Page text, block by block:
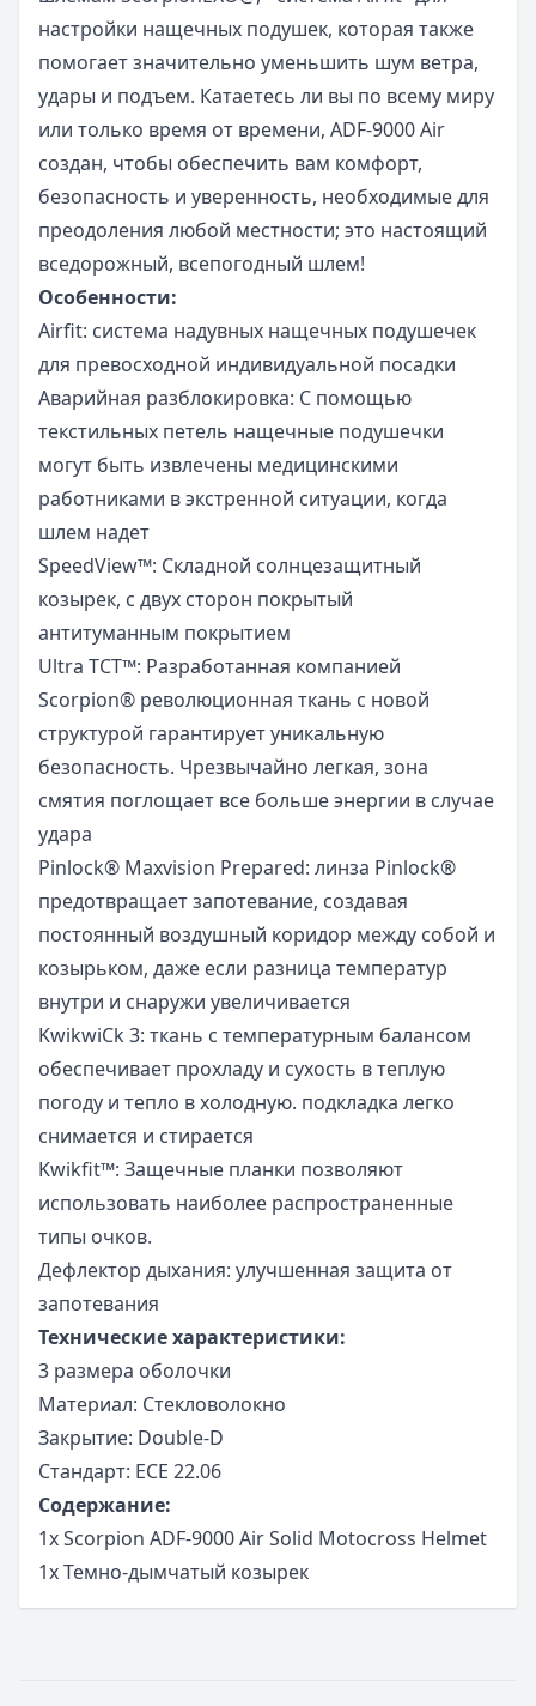
настройки нащечных подушек, которая также
помогает значительно уменьшить шум ветра,
удары и подъем. Катаетесь ли вы по всему миру
или только время от времени, ADF-9000 Air
создан, чтобы обеспечить вам комфорт,
безопасность и уверенность, необходимые для
преодоления любой местности; это настоящий
вседорожный, всепогодный шлем!
Особенности:
Airfit: система надувных нащечных подушечек
для превосходной индивидуальной посадки
Аварийная разблокировка: С помощью
текстильных петель нащечные подушечки
могут быть извлечены медицинскими
работниками в экстренной ситуации, когда
шлем надет
SpeedView™: Складной солнцезащитный
козырек, с двух сторон покрытый
антитуманным покрытием
Ultra TCT™: Разработанная компанией
Scorpion® революционная ткань с новой
структурой гарантирует уникальную
безопасность. Чрезвычайно легкая, зона
смятия поглощает все больше энергии в случае
удара
Pinlock® Maxvision Prepared: линза Pinlock®
предотвращает запотевание, создавая
постоянный воздушный коридор между собой и
козырьком, даже если разница температур
внутри и снаружи увеличивается
KwikwiCk 3: ткань с температурным балансом
обеспечивает прохладу и сухость в теплую
погоду и тепло в холодную. подкладка легко
снимается и стирается
Kwikfit™: Защечные планки позволяют
использовать наиболее распространенные
типы очков.
Дефлектор дыхания: улучшенная защита от
запотевания
Технические характеристики:
3 размера оболочки
Материал: Стекловолокно
Закрытие: Double-D
Стандарт: ECE 22.06
Содержание:
1x Scorpion ADF-9000 Air Solid Motocross Helmet
1x Темно-дымчатый козырек